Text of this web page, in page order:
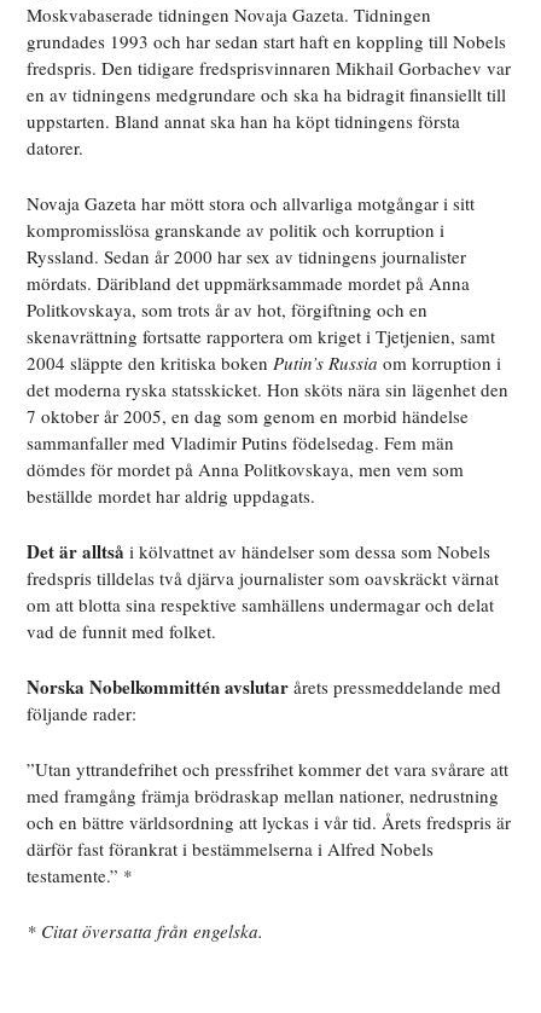
Moskvabaserade tidningen Novaja Gazeta. Tidningen
grundades 1993 och har sedan start haft en koppling till Nobels
fredspris. Den tidigare fredsprisvinnaren Mikhail Gorbachev var
en av tidningens medgrundare och ska ha bidragit finansiellt till
uppstarten. Bland annat ska han ha köpt tidningens första
datorer.
Novaja Gazeta har mött stora och allvarliga motgångar i sitt
kompromisslösa granskande av politik och korruption i
Ryssland. Sedan år 2000 har sex av tidningens journalister
mördats. Däribland det uppmärksammade mordet på Anna
Politkovskaya, som trots år av hot, förgiftning och en
skenavrättning fortsatte rapportera om kriget i Tjetjenien, samt
2004 släppte den kritiska bokenPutin’s Russia om korruption i
det moderna ryska statsskicket. Hon sköts nära sin lägenhet den
7 oktober år 2005, en dag som genom en morbid händelse
sammanfaller med Vladimir Putins födelsedag. Fem män
dömdes för mordet på Anna Politkovskaya, men vem som
beställde mordet har aldrig uppdagats.
Det är alltså i kölvattnet av händelser som dessa som Nobels
fredspris tilldelas två djärva journalister som oavskräckt värnat
om att blotta sina respektive samhällens undermagar och delat
vad de funnit med folket.
Norska Nobelkommittén avslutar årets pressmeddelande med
följande rader:
”Utan yttrandefrihet och pressfrihet kommer det vara svårare att
med framgång främja brödraskap mellan nationer, nedrustning
och en bättre världsordning att lyckas i vår tid. Årets fredspris är
därför fast förankrat i bestämmelserna i Alfred Nobels
testamente.” *
* Citat översatta från engelska.